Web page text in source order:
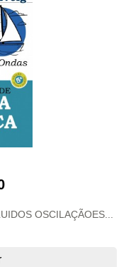
OSCILAÇÃOES...